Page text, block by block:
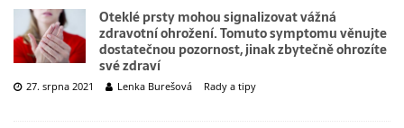
Oteklé prsty mohou signalizovat vážná
zdravotní ohrožení. Tomuto symptomu věnujte
dostatečnou pozornost, jinak zbytečně ohrozíte
své zdraví
27. srpna 2021 Lenka Burešová Rady a tipy